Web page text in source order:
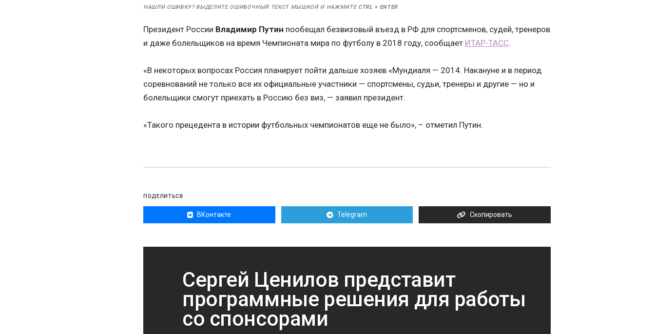
НАШЛИ ОШИБКУ? ВЫДЕЛИТЕ ОШИБОЧНЫЙ ТЕКСТ МЫШКОЙ И НАЖМИТЕ CTRL + ENTER
Президент России Владимир Путин пообещал безвизовый въезд в РФ для спортсменов, судей, тренеров
и даже болельщиков на время Чемпионата мира по футболу в 2018 году, сообщает ИТАР-ТАСС.
«В некоторых вопросах Россия планирует пойти дальше хозяев «Мундиаля — 2014. Накануне и в период
соревнований не только все их официальные участники — спортсмены, судьи, тренеры и другие — но и
болельщики смогут приехать в Россию без виз, — заявил президент.
«Такого прецедента в истории футбольных чемпионатов еще не было», – отметил Путин.
ПОДЕЛИТЬСЯ
ВКонтакте Telegram Скопировать
Сергей Ценилов представит
программные решения для работы
со спонсорами